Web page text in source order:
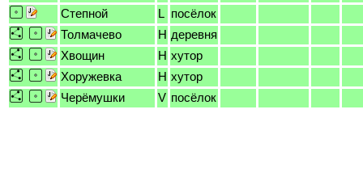
Степной
L посёлок
Толмачево
H деревня
Хвощин
H хутор
Хоружевка
H хутор
Черёмушки
V посёлок